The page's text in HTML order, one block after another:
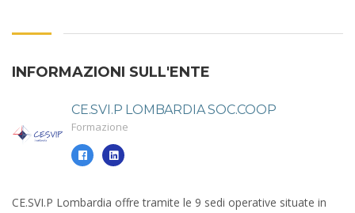
INFORMAZIONI SULL'ENTE
CE.SVI.P LOMBARDIA SOC.COOP
Formazione
CE.SVI.P Lombardia offre tramite le 9 sedi operative situate in